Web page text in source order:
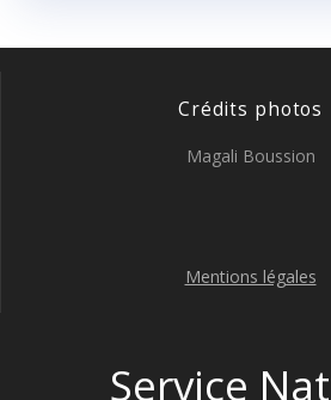
Crédits photos
Magali Boussion
Mentions légales
Service